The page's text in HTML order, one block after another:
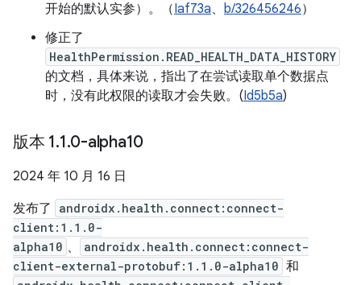
开始的默认实参）。（Iaf73a、 b/326456246）
修正了
HealthPermission.READ_HEALTH_DATA_HISTORY
的文档，具体来说，指出了在尝试读取单个数据点
时，没有此权限的读取才会失败。(Id5b5a)
版本 1.1.0-alpha10
2024 年 10 月 16 日
发布了
androidx.health.connect:connect-
client:1.1.0-
alpha10 、
androidx.health.connect:connect-
client-external-protobuf:1.1.0-alpha10 和